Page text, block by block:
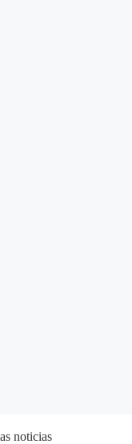
noticias